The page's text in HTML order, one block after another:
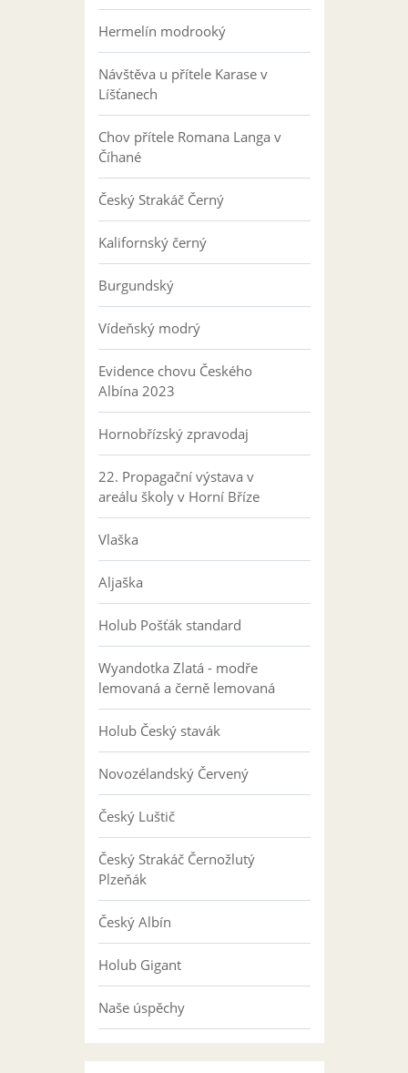
Hermelín modrooký
Návštěva u přítele Karase v
Líšťanech
Chov přítele Romana Langa v
Číhané
Český Strakáč Černý
Kalifornský černý
Burgundský
Vídeňský modrý
Evidence chovu Českého
Albína 2023
Hornobřízský zpravodaj
22. Propagační výstava v
areálu školy v Horní Bříze
Vlaška
Aljaška
Holub Pošťák standard
Wyandotka Zlatá - modře
lemovaná a černě lemovaná
Holub Český stavák
Novozélandský Červený
Český Luštič
Český Strakáč Černožlutý
Plzeňák
Český Albín
Holub Gigant
Naše úspěchy